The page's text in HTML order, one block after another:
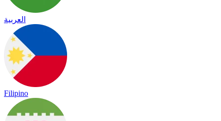
العربية
Filipino